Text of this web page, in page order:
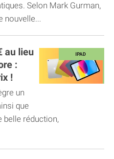
Selon Mark Gurman,
nouvelle...
au lieu
:
!
un
que
belle réduction,